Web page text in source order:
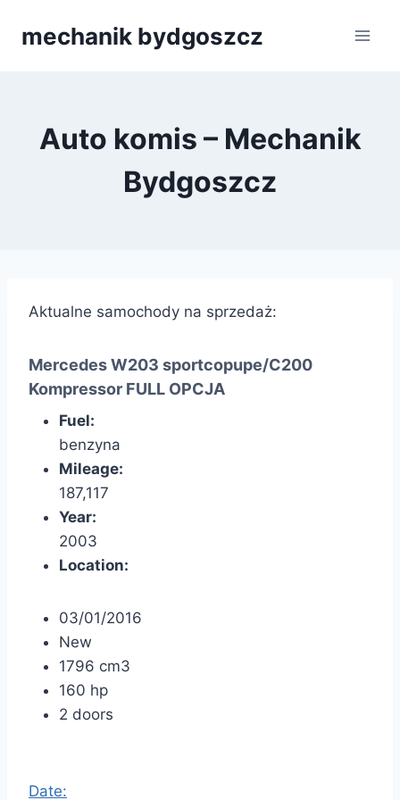
mechanik bydgoszcz
Auto komis – Mechanik
Bydgoszcz
Aktualne samochody na sprzedaż:
Mercedes W203 sportcopupe/C200
Kompressor FULL OPCJA
Fuel:
benzyna
Mileage:
187,117
Year:
2003
Location:
03/01/2016
New
1796 cm3
160 hp
2 doors
Date: